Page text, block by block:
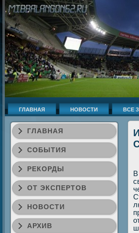
ГЛАВНАЯ НОВОСТИ ВСЕ
ГЛАВНАЯ
СОБЫТИЯ
РЕКОРДЫ
ОТ ЭКСПЕРТОВ
НОВОСТИ
АРХИВ